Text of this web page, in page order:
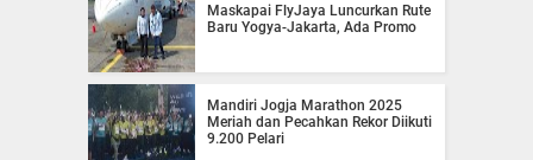
Maskapai FlyJaya Luncurkan Rute
Baru Yogya-Jakarta, Ada Promo
Mandiri Jogja Marathon 2025
Meriah dan Pecahkan Rekor Diikuti
9.200 Pelari